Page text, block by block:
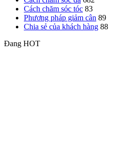
Cách chăm sóc tóc 83
Phương pháp giảm cân 89
Chia sẻ của khách hàng 88
Đang HOT